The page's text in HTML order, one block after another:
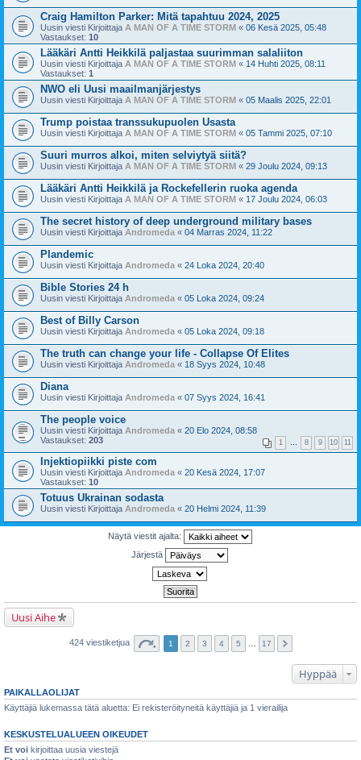
Craig Hamilton Parker: Mitä tapahtuu 2024, 2025
Uusin viesti Kirjoittaja A MAN OF A TIME STORM « 06 Kesä 2025, 05:48
Vastaukset: 10
Lääkäri Antti Heikkilä paljastaa suurimman salaliiton
Uusin viesti Kirjoittaja A MAN OF A TIME STORM « 14 Huhti 2025, 08:11
Vastaukset: 1
NWO eli Uusi maailmanjärjestys
Uusin viesti Kirjoittaja A MAN OF A TIME STORM « 05 Maalis 2025, 22:01
Trump poistaa transsukupuolen Usasta
Uusin viesti Kirjoittaja A MAN OF A TIME STORM « 05 Tammi 2025, 07:10
Suuri murros alkoi, miten selviytyä siitä?
Uusin viesti Kirjoittaja A MAN OF A TIME STORM « 29 Joulu 2024, 09:13
Lääkäri Antti Heikkilä ja Rockefellerin ruoka agenda
Uusin viesti Kirjoittaja A MAN OF A TIME STORM « 17 Joulu 2024, 06:03
The secret history of deep underground military bases
Uusin viesti Kirjoittaja Andromeda « 04 Marras 2024, 11:22
Plandemic
Uusin viesti Kirjoittaja Andromeda « 24 Loka 2024, 20:40
Bible Stories 24 h
Uusin viesti Kirjoittaja Andromeda « 05 Loka 2024, 09:24
Best of Billy Carson
Uusin viesti Kirjoittaja Andromeda « 05 Loka 2024, 09:18
The truth can change your life - Collapse Of Elites
Uusin viesti Kirjoittaja Andromeda « 18 Syys 2024, 10:48
Diana
Uusin viesti Kirjoittaja Andromeda « 07 Syys 2024, 16:41
The people voice
Uusin viesti Kirjoittaja Andromeda « 20 Elo 2024, 08:58
Vastaukset: 203 1 … 8 9 10 11
Injektiopiikki piste com
Uusin viesti Kirjoittaja Andromeda « 20 Kesä 2024, 17:07
Vastaukset: 10
Totuus Ukrainan sodasta
Uusin viesti Kirjoittaja Andromeda « 20 Helmi 2024, 11:39
Näytä viestit ajalta:
Järjestä
Uusi Aihe
424 viestiketjua 1 2 3 4 5 17
Hyppää
PAIKALLAOLIJAT
Käyttäjiä lukemassa tätä aluetta: Ei rekisteröityneitä käyttäjiä ja 1 vierailija
KESKUSTELUALUEEN OIKEUDET
Et voi kirjoittaa uusia viestejä